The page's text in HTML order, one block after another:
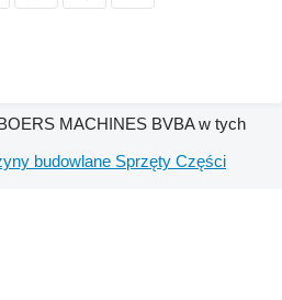
MACHINES BVBA w tych
budowlane Sprzęty Części